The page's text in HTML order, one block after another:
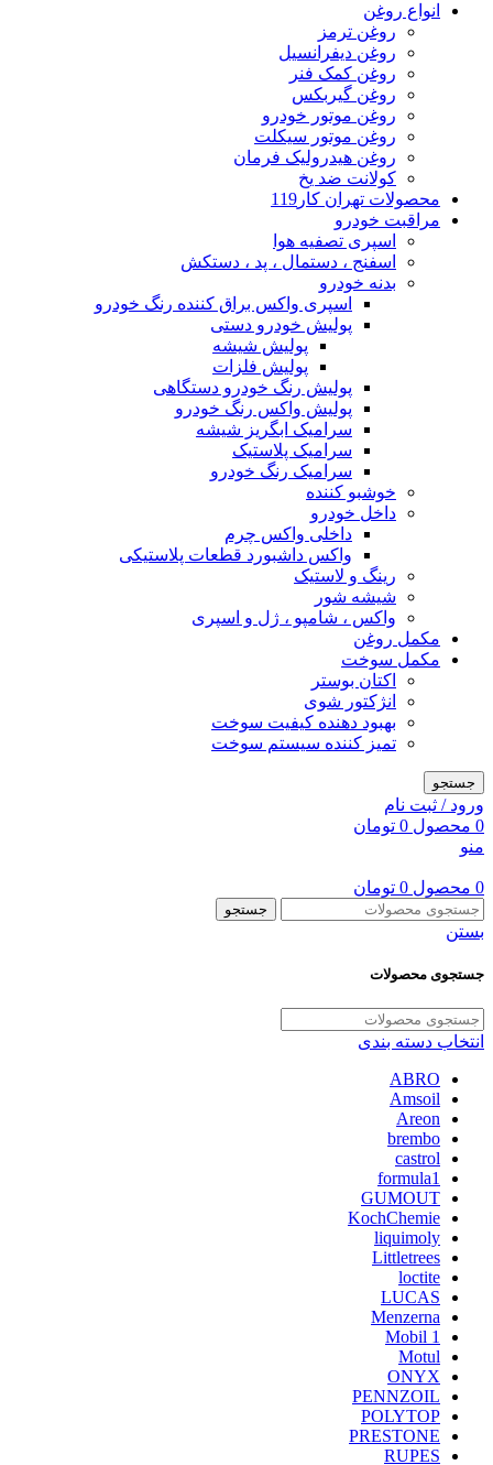
انواع روغن
روغن ترمز
روغن دیفرانسیل
روغن کمک فنر
روغن گیربکس
روغن موتور خودرو
روغن موتور سیکلت
روغن هیدرولیک فرمان
کولانت ضد یخ
محصولات تهران کار119
مراقبت خودرو
اسپری تصفیه هوا
اسفنج ، دستمال ، پد ، دستکش
بدنه خودرو
اسپری واکس براق کننده رنگ خودرو
پولیش خودرو دستی
پولیش شیشه
پولیش فلزات
پولیش رنگ خودرو دستگاهی
پولیش واکس رنگ خودرو
سرامیک ابگریز شیشه
سرامیک پلاستیک
سرامیک رنگ خودرو
خوشبو کننده
داخل خودرو
داخلی واکس چرم
واکس داشبورد قطعات پلاستیکی
رینگ و لاستیک
شیشه شور
واکس ، شامپو ، ژل و اسپری
مکمل روغن
مکمل سوخت
اکتان بوستر
انژکتور شوی
بهبود دهنده کیفیت سوخت
تمیز کننده سیستم سوخت
جستجو
ورود / ثبت نام
0 محصول 0 تومان
منو
0 محصول 0 تومان
جستجو
بستن
جستجوی محصولات
انتخاب دسته بندی
ABRO
Amsoil
Areon
brembo
castrol
formula1
GUMOUT
KochChemie
liquimoly
Littletrees
loctite
LUCAS
Menzerna
Mobil 1
Motul
ONYX
PENNZOIL
POLYTOP
PRESTONE
RUPES